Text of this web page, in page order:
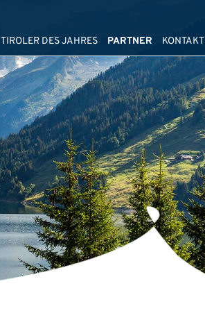
TIROLER DES JAHRES PARTNER KONTAKT